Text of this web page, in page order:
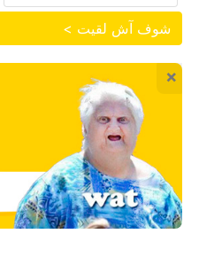
شوف آش لقيت >
×